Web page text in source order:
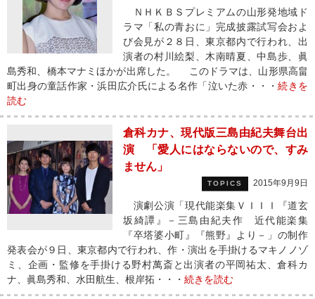
ＮＨＫＢＳプレミアムの山形発地域ド
ラマ「私の青おに」完成披露試写会およ
び会見が２８日、東京都内で行われ、出
演者の村川絵梨、木南晴夏、中島歩、眞
島秀和、橋本マナミほかが出席した。 このドラマは、山形県高畠
町出身の童話作家・浜田広介氏による名作「泣いた赤・・・続きを
読む
倉科カナ、現代版三島由紀夫舞台出
演 「愛人にはならないので、すみ
ません」
TOPICS 2015年9月9日
演劇公演「現代能楽集ＶＩＩＩ『道玄
坂綺譚』－三島由紀夫作 近代能楽集
『卒塔婆小町』『熊野』より－」の制作
発表会が９日、東京都内で行われ、作・演出を手掛けるマキノノゾ
ミ、企画・監修を手掛ける野村萬斎と出演者の平岡祐太、倉科カ
ナ、眞島秀和、水田航生、根岸拓・・・ 続きを読む